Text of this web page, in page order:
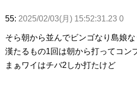
55: 2025/02/03(月) 15:52:31.23 0
そら朝から並んでビンゴなり島娘
漢たるもの1回は朝から打ってコン
まぁワイはチバ2しか打たけど